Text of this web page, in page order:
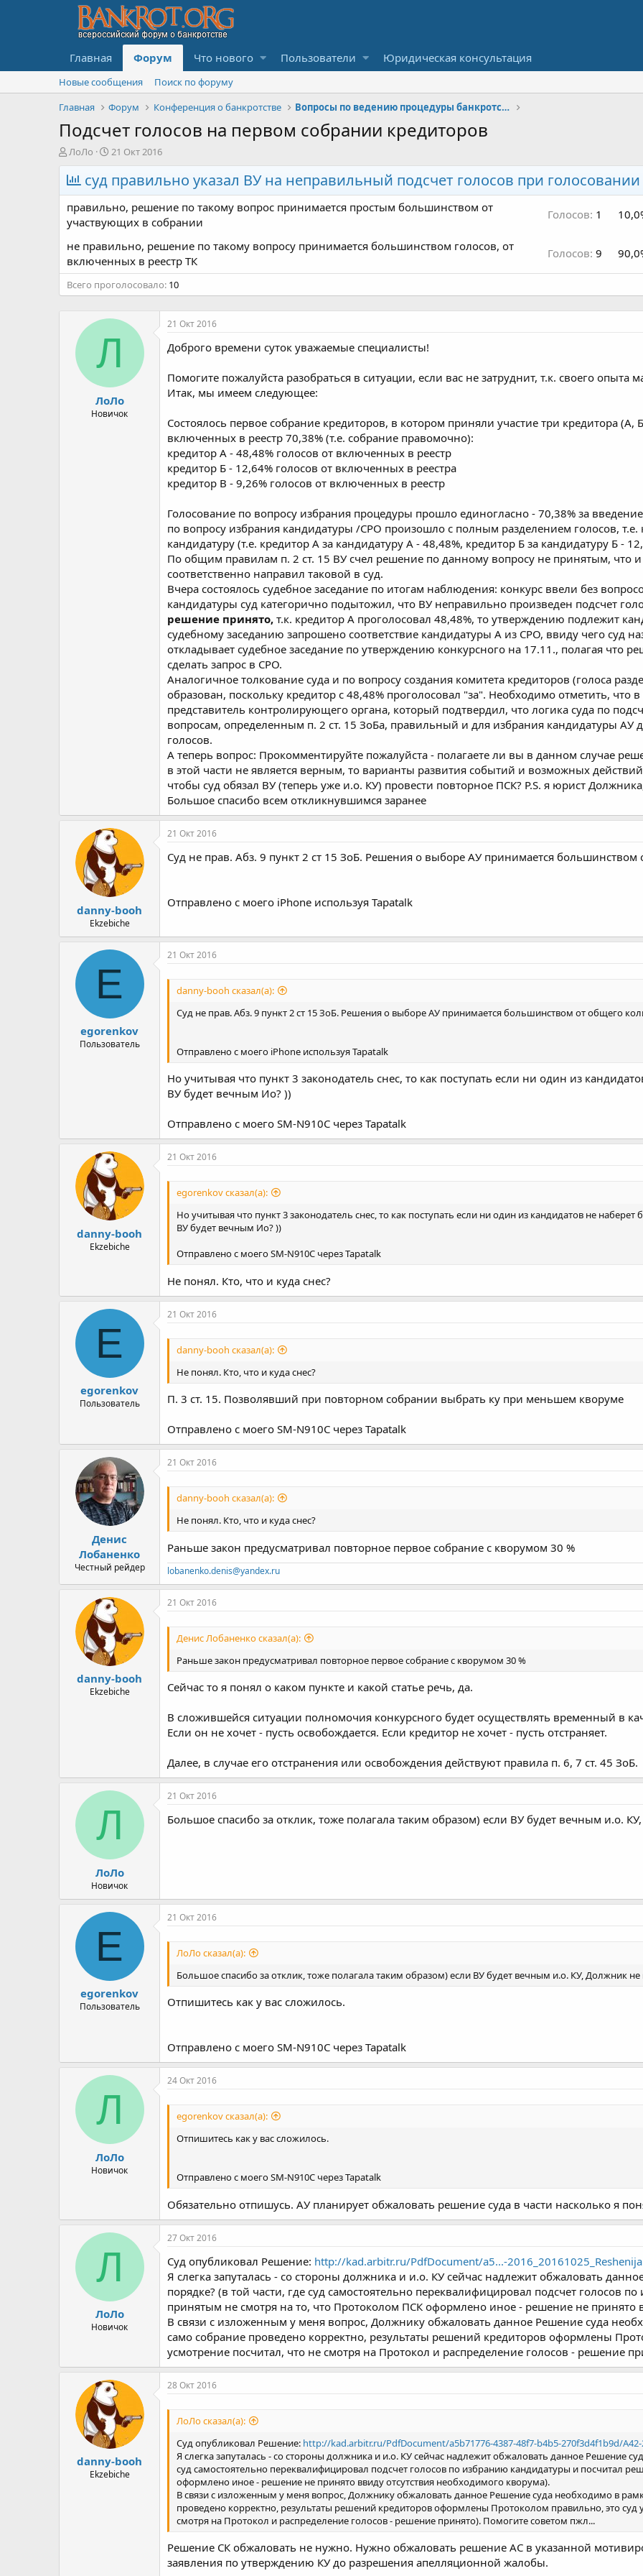
Главная Форум Что нового Пользователи Юридическая консультация
Новые сообщения
Поиск по форуму
Главная
Форум Конференция о банкротстве Вопросы по ведению процедуры банкротства
Подсчет голосов на первом собрании кредиторов
А
в
т
о
р
т
е
м
ы
ЛоЛо
Д
а
т
а
н
а
ч
а
л
а
21 Окт 2016
суд правильно указал ВУ на неправильный подсчет голосов при
правильно, решение по такому вопрос принимается простым большинством от
участвующих в собрании
Голосов: 1
не правильно, решение по такому вопросу принимается большинством голосов, от
включенных в реестр ТК
Голосов: 9
Всего проголосовало 10
Л
ЛоЛо
Новичок
21 Окт 2016
Доброго времени суток уважаемые специалисты!
Помогите пожалуйста разобраться в ситуации, если вас не затруднит, т.к. своего
Итак, мы имеем следующее:
Состоялось первое собрание кредиторов, в котором приняли участие три кредитора
включенных в реестр 70,38% (т.е. собрание правомочно):
кредитор А - 48,48% голосов от включенных в реестр
кредитор Б - 12,64% голосов от включенных в реестра
кредитор В - 9,26% голосов от включенных в реестр
Голосование по вопросу избрания процедуры прошло единогласно - 70,38% за
по вопросу избрания кандидатуры /СРО произошло с полным разделением голосов,
кандидатуру (т.е. кредитор А за кандидатуру А - 48,48%, кредитор Б за кандидатуру Б -
По общим правилам п. 2 ст. 15 ВУ счел решение по данному вопросу не принятым, что
соответственно направил таковой в суд.
Вчера состоялось судебное заседание по итогам наблюдения: конкурс ввели без
кандидатуры суд категорично подытожил, что ВУ неправильно произведен подсчет
решение принято, т.к. кредитор А проголосовал 48,48%, то утверждению подлежит
судебному заседанию запрошено соответствие кандидатуры А из СРО, ввиду чего суд
откладывает судебное заседание по утверждению конкурсного на 17.11., полагая что
сделать запрос в СРО.
Аналогичное толкование суда и по вопросу создания комитета кредиторов (голоса
образован, поскольку кредитор с 48,48% проголосовал "за". Необходимо отметить, что
представитель контролирующего органа, который подтвердил, что логика суда по
вопросам, определенным п. 2 ст. 15 ЗоБа, правильный и для избрания кандидатуры АУ
голосов.
А теперь вопрос: Прокомментируйте пожалуйста - полагаете ли вы в данном случае
в этой части не является верным, то варианты развития событий и возможных
чтобы суд обязал ВУ (теперь уже и.о. КУ) провести повторное ПСК? P.S. я юрист
Большое спасибо всем откликнувшимся заранее
danny-booh
Ekzebiche
21 Окт 2016
Суд не прав. Абз. 9 пункт 2 ст 15 ЗоБ. Решения о выборе АУ принимается большинством
Отправлено с моего iPhone используя Tapatalk
E
egorenkov
Пользователь
21 Окт 2016
danny-booh сказал(а):
Суд не прав. Абз. 9 пункт 2 ст 15 ЗоБ. Решения о выборе АУ принимается большинством от общего
Отправлено с моего iPhone используя Tapatalk
Но учитывая что пункт 3 законодатель снес, то как поступать если ни один из
ВУ будет вечным Ио? ))
Отправлено с моего SM-N910C через Tapatalk
danny-booh
Ekzebiche
21 Окт 2016
egorenkov сказал(а):
Но учитывая что пункт 3 законодатель снес, то как поступать если ни один из кандидатов не
ВУ будет вечным Ио? ))
Отправлено с моего SM-N910C через Tapatalk
Не понял. Кто, что и куда снес?
E
egorenkov
Пользователь
21 Окт 2016
danny-booh сказал(а):
Не понял. Кто, что и куда снес?
П. 3 ст. 15. Позволявший при повторном собрании выбрать ку при меньшем кворуме
Отправлено с моего SM-N910C через Tapatalk
Денис
Лобаненко
Честный рейдер
21 Окт 2016
danny-booh сказал(а):
Не понял. Кто, что и куда снес?
Раньше закон предусматривал повторное первое собрание с кворумом 30 %
lobanenko.denis@yandex.ru
danny-booh
Ekzebiche
21 Окт 2016
Денис Лобаненко сказал(а):
Раньше закон предусматривал повторное первое собрание с кворумом 30 %
Сейчас то я понял о каком пункте и какой статье речь, да.
В сложившейся ситуации полномочия конкурсного будет осуществлять временный в
Если он не хочет - пусть освобождается. Если кредитор не хочет - пусть отстраняет.
Далее, в случае его отстранения или освобождения действуют правила п. 6, 7 ст. 45 ЗоБ.
Л
ЛоЛо
Новичок
21 Окт 2016
Большое спасибо за отклик, тоже полагала таким образом) если ВУ будет вечным и.о.
E
egorenkov
Пользователь
21 Окт 2016
ЛоЛо сказал(а):
Большое спасибо за отклик, тоже полагала таким образом) если ВУ будет вечным и.о. КУ, Должник не
Отпишитесь как у вас сложилось.
Отправлено с моего SM-N910C через Tapatalk
Л
ЛоЛо
Новичок
24 Окт 2016
egorenkov сказал(а):
Отпишитесь как у вас сложилось.
Отправлено с моего SM-N910C через Tapatalk
Обязательно отпишусь. АУ планирует обжаловать решение суда в части насколько я
Л
ЛоЛо
Новичок
27 Окт 2016
Суд опубликовал Решение: http://kad.arbitr.ru/PdfDocument/a5...-
Я слегка запуталась - со стороны должника и и.о. КУ сейчас надлежит обжаловать
порядке? (в той части, где суд самостоятельно переквалифицировал подсчет голосов
принятым не смотря на то, что Протоколом ПСК оформлено иное - решение не принято
В связи с изложенным у меня вопрос, Должнику обжаловать данное Решение суда
само собрание проведено корректно, результаты решений кредиторов оформлены
усмотрение посчитал, что не смотря на Протокол и распределение голосов - решение
danny-booh
Ekzebiche
28 Окт 2016
ЛоЛо сказал(а):
Суд опубликовал Решение: http://kad.arbitr.ru/PdfDocument/a5b71776-4387-48f7-b4b5-270f3d4f1b9d/
Я слегка запуталась - со стороны должника и и.о. КУ сейчас надлежит обжаловать данное Решение
суд самостоятельно переквалифицировал подсчет голосов по избранию кандидатуры и посчитал
оформлено иное - решение не принято ввиду отсутствия необходимого кворума).
В связи с изложенным у меня вопрос, Должнику обжаловать данное Решение суда необходимо в
проведено корректно, результаты решений кредиторов оформлены Протоколом правильно, это суд
смотря на Протокол и распределение голосов - решение принято). Помогите советом пжл...
Решение СК обжаловать не нужно. Нужно обжаловать решение АС в указанной
заявления по утверждению КУ до разрешения апелляционной жалобы.